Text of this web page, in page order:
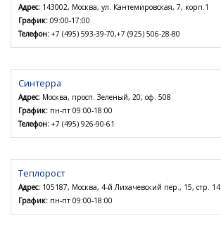
Адрес: 143002, Москва, ул. Кантемировская, 7, корп.1
График: 09:00-17:00
Телефон: +7 (495) 593-39-70,+7 (925) 506-28-80
Синтерра
Адрес: Москва, просп. Зеленый, 20, оф. 508
График: пн-пт 09:00-18:00
Телефон: +7 (495) 926-90-61
Теплорост
Адрес: 105187, Москва, 4-й Лихачевский пер., 15, стр. 14
График: пн-пт 09:00-18:00